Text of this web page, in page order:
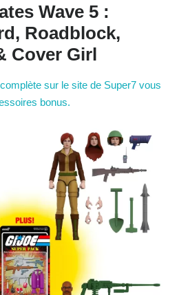
Wave 5 :
Roadblock,
Cover Girl
sur le site de Super7 vous
bonus.